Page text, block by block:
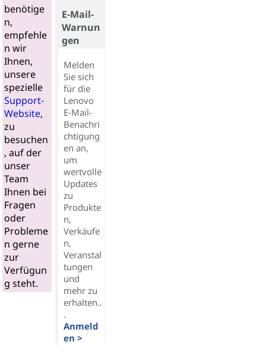
benötige
n,
empfehle
n wir
Ihnen,
unsere
spezielle
Support-
Website,
zu
besuchen
, auf der
unser
Team
Ihnen bei
Fragen
oder
Probleme
n gerne
zur
Verfügun
g steht.
E-Mail-
Warnun
gen
Melden
Sie sich
für die
Lenovo
E-Mail-
Benachri
chtigung
en an,
um
wertvolle
Updates
zu
Produkte
n,
Verkäufe
n,
Veranstal
tungen
und
mehr zu
erhalten..
.
Anmeld
en >